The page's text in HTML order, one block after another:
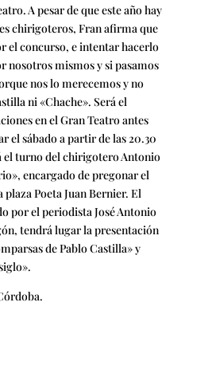
A pesar de que este año hay
chirigoteros, Fran afirma que
el concurso, e intentar hacerlo
nosotros mismos y si pasamos
nos lo merecemos y no
ni «Chache». Será el
en el Gran Teatro antes
el sábado a partir de las 20.30
el turno del chirigotero Antonio
encargado de pregonar el
plaza Poeta Juan Bernier. El
por el periodista José Antonio
tendrá lugar la presentación
de Pablo Castilla» y